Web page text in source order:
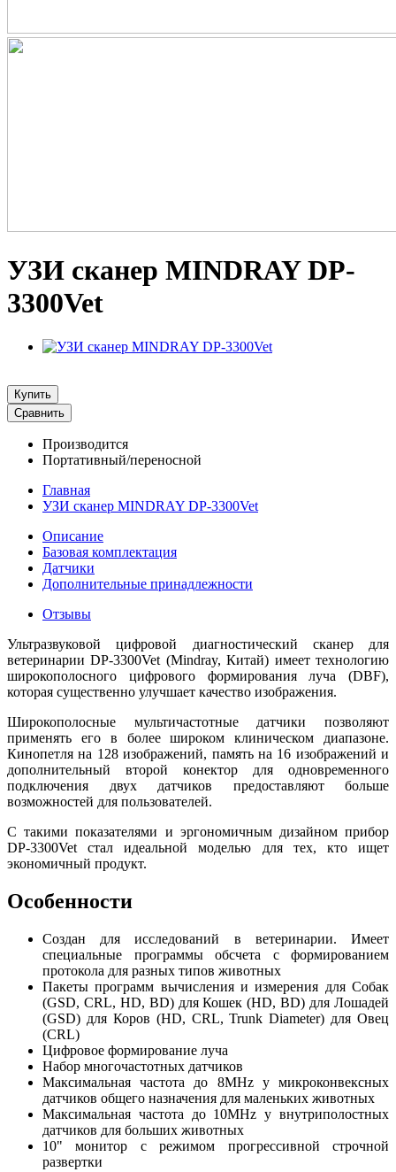
УЗИ сканер MINDRAY DP-
3300Vet
Купить
Сравнить
Производится
Портативный/переносной
Главная
УЗИ сканер MINDRAY DP-3300Vet
Описание
Базовая комплектация
Датчики
Дополнительные принадлежности
Отзывы
Ультразвуковой цифровой диагностический сканер для
ветеринарии DP-3300Vet (Mindray, Китай) имеет технологию
широкополосного цифрового формирования луча (DBF),
которая существенно улучшает качество изображения.
Широкополосные мультичастотные датчики позволяют
применять его в более широком клиническом диапазоне.
Кинопетля на 128 изображений, память на 16 изображений и
дополнительный второй конектор для одновременного
подключения двух датчиков предоставляют больше
возможностей для пользователей.
С такими показателями и эргономичным дизайном прибор
DP-3300Vet стал идеальной моделью для тех, кто ищет
экономичный продукт.
Особенности
Создан для исследований в ветеринарии. Имеет
специальные программы обсчета с формированием
протокола для разных типов животных
Пакеты программ вычисления и измерения для Собак
(GSD, CRL, HD, BD) для Кошек (HD, BD) для Лошадей
(GSD) для Коров (HD, CRL, Trunk Diameter) для Овец
(CRL)
Цифровое формирование луча
Набор многочастотных датчиков
Максимальная частота до 8MHz у микроконвексных
датчиков общего назначения для маленьких животных
Максимальная частота до 10MHz у внутриполостных
датчиков для больших животных
10" монитор с режимом прогрессивной строчной
развертки